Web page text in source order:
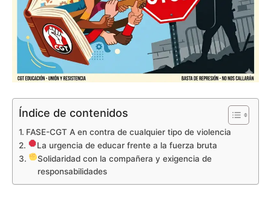
Índice de contenidos
FASE-CGT A en contra de cualquier tipo de violencia
La urgencia de educar frente a la fuerza bruta
Solidaridad con la compañera y exigencia de
responsabilidades